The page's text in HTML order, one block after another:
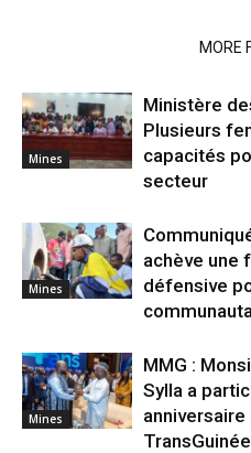
MORE
Mines
Ministère
Plusieurs
capacités
secteur
Mines
achève une
défensive
Mines
MMG :
Sylla a
anniversaire